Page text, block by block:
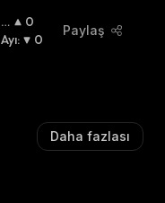
B
O
0
Ayı: 0
Paylaş
Daha fazlası